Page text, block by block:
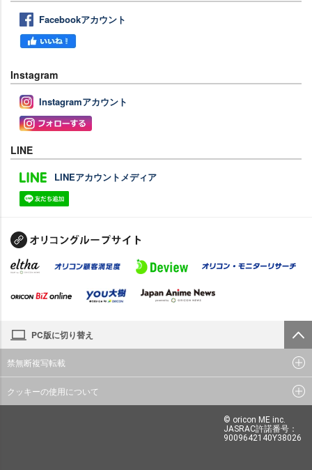
Facebookアカウント
Instagram
Instagramアカウント
LINE
LINEアカウントメディア
PC版に切り替え
禁無断複写転載
クッキーの使用について
© oricon ME inc.
JASRAC許諾番号：
9009642140Y38026